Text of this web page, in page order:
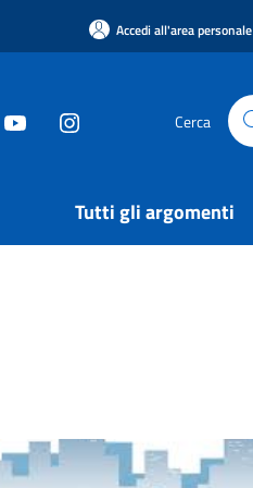
Accedi all'area personale
Cerca
Tutti gli argomenti